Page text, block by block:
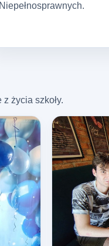
Niepełnosprawnych.
życia szkoły.